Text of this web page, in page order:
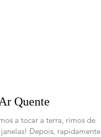
Quente
a tocar a terra, rimos de
Depois, rapidamente